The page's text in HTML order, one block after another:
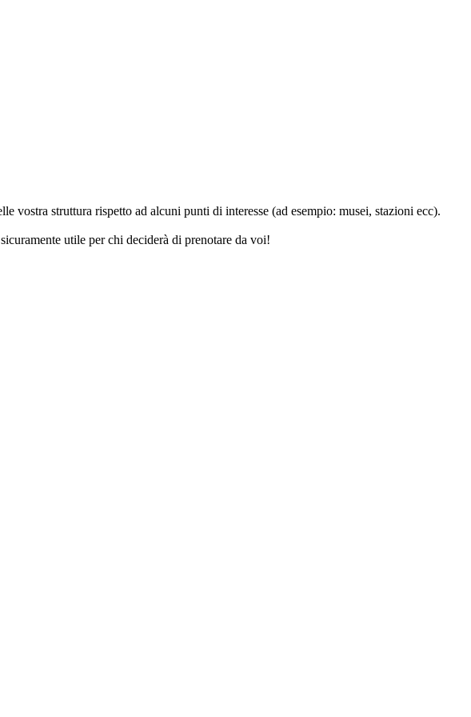
vostra struttura rispetto ad alcuni punti di interesse (ad esempio: musei, stazioni ecc).
utile per chi deciderà di prenotare da voi!